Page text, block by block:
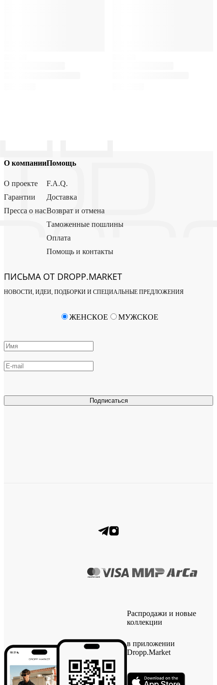
О компании
О проекте
Гарантии
Пресса о нас
Помощь
F.A.Q.
Доставка
Возврат и отмена
Таможенные пошлины
Оплата
Помощь и контакты
ПИСЬМА ОТ DROPP.MARKET
НОВОСТИ, ИДЕИ, ПОДБОРКИ И СПЕЦИАЛЬНЫЕ ПРЕДЛОЖЕНИЯ
Подписаться
ЖЕНСКОЕ МУЖСКОЕ
Распродажи и новые
коллекции
в приложении
Dropp.Market